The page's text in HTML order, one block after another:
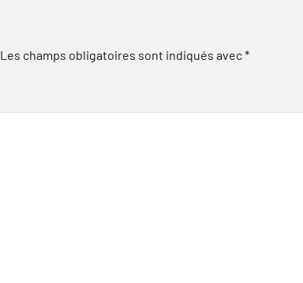
Les champs obligatoires sont indiqués avec*